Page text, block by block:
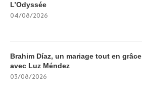
L’Odyssée
04/08/2026
Brahim Díaz, un mariage tout en grâce
avec Luz Méndez
03/08/2026